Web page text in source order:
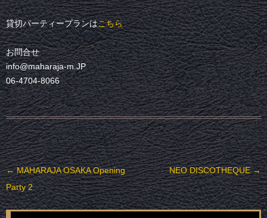
貸切パーティープランはこちら
お問合せ
info@maharaja-m.JP
06-4704-8066
投稿ナビゲーション
←MAHARAJA OSAKA Opening
Party 2
NEO DISCOTHEQUE→